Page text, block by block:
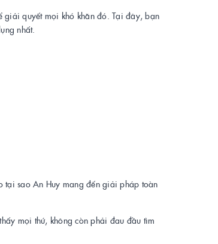
giải quyết mọi khó khăn đó. Tại đây, bạn
nhất.
tại sao An Huy mang đến giải pháp toàn
mọi thứ, không còn phải đau đầu tìm